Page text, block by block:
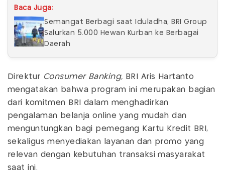
Baca Juga:
Semangat Berbagi saat Iduladha, BRI Group
Salurkan 5.000 Hewan Kurban ke Berbagai
Daerah
Direktur Consumer Banking, BRI Aris Hartanto
mengatakan bahwa program ini merupakan bagian
dari komitmen BRI dalam menghadirkan
pengalaman belanja online yang mudah dan
menguntungkan bagi pemegang Kartu Kredit BRI,
sekaligus menyediakan layanan dan promo yang
relevan dengan kebutuhan transaksi masyarakat
saat ini.